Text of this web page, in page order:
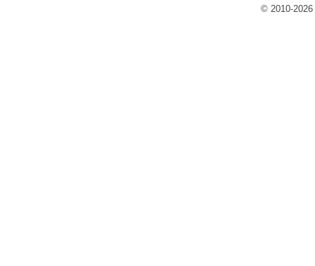
© 2010-2026